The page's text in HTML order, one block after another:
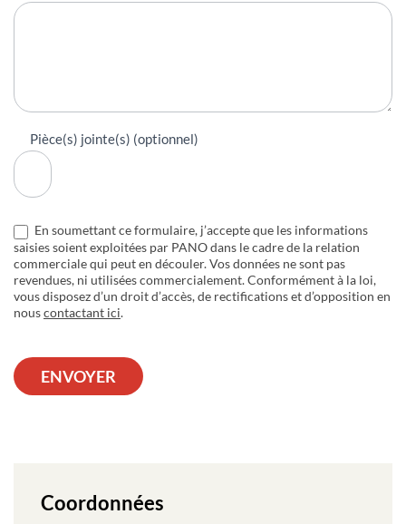
Pièce(s) jointe(s) (optionnel)
En soumettant ce formulaire, j’accepte que les informations
saisies soient exploitées par PANO dans le cadre de la relation
commerciale qui peut en découler. Vos données ne sont pas
revendues, ni utilisées commercialement. Conformément à la loi,
vous disposez d’un droit d’accès, de rectifications et d’opposition en
nouscontactant ici.
ENVOYER
Coordonnées